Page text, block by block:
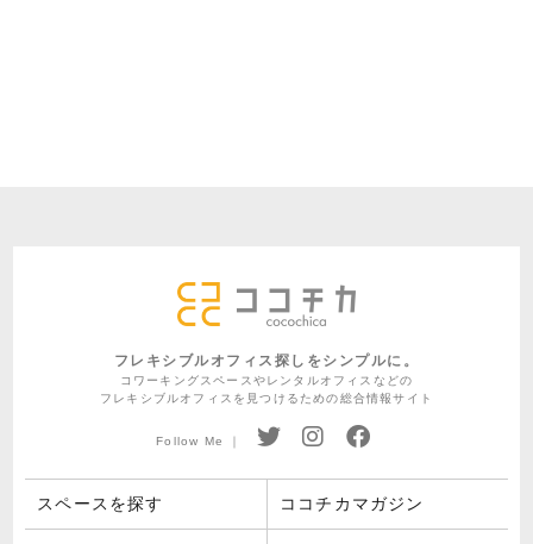
フレキシブルオフィス探しをシンプルに。
コワーキングスペースやレンタルオフィスなどの
フレキシブルオフィスを見つけるための総合情報サイト
Follow Me ｜
スペースを探す ココチカマガジン